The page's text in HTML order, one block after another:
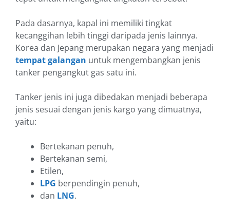
Pada dasarnya, kapal ini memiliki tingkat
kecanggihan lebih tinggi daripada jenis lainnya.
Korea dan Jepang merupakan negara yang menjadi
tempat galangan untuk mengembangkan jenis
tanker pengangkut gas satu ini.
Tanker jenis ini juga dibedakan menjadi beberapa
jenis sesuai dengan jenis kargo yang dimuatnya,
yaitu:
Bertekanan penuh,
Bertekanan semi,
Etilen,
LPG berpendingin penuh,
dan LNG.